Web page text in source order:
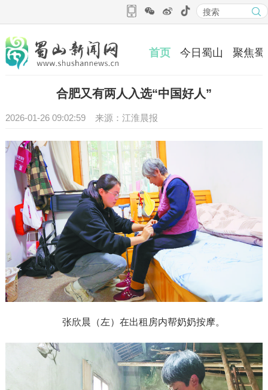
首页 今日蜀山 聚焦蜀
合肥又有两人入选“中国好人”
2026-01-26 09:02:59 来源：江淮晨报
张欣晨（左）在出租房内帮奶奶按摩。